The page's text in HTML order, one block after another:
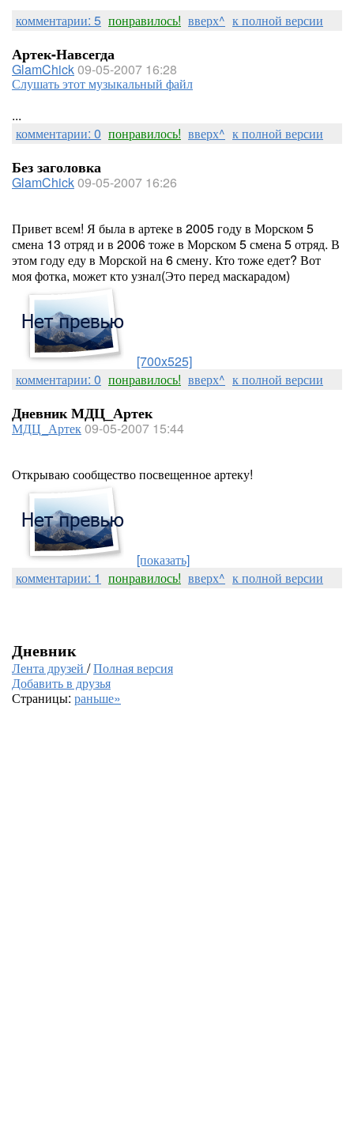
комментарии: 5 понравилось! вверх^ к полной версии
Артек-Навсегда
GlamChick09-05-2007 16:28
Слушать этот музыкальный файл
...
комментарии: 0 понравилось! вверх^ к полной версии
Без заголовка
GlamChick09-05-2007 16:26
Привет всем! Я была в артеке в 2005 году в Морском 5
смена 13 отряд и в 2006 тоже в Морском 5 смена 5 отряд. В
этом году еду в Морской на 6 смену. Кто тоже едет? Вот
моя фотка, может кто узнал(Это перед маскарадом)
[700x525]
комментарии: 0 понравилось! вверх^ к полной версии
Дневник МДЦ_Артек
МДЦ_Артек09-05-2007 15:44
Открываю сообщество посвещенное артеку!
[показать]
комментарии: 1 понравилось! вверх^ к полной версии
Дневник
Лента друзей /Полная версия
Добавить в друзья
Страницы: раньше»